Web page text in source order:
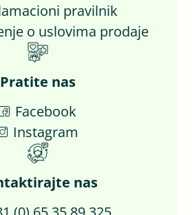
pravilnik
o uslovima prodaje
Pratite nas
Facebook
Instagram
nas​